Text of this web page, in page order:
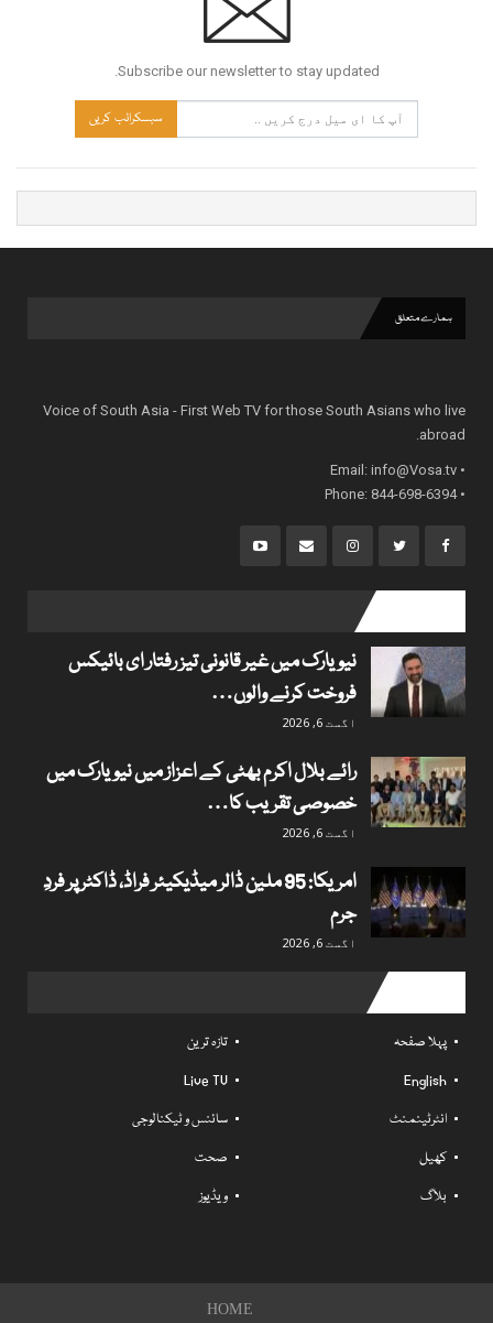
Subscribe our newsletter to stay updated.
سبسکرائب کریں
ہمارے متعلق
Voice of South Asia - First Web TV for those South Asians who live
abroad.
• Email:
info@Vosa.tv
• Phone: 844-698-6394
نیویارک میں غیر قانونی تیز رفتار ای بائیکس
فروخت کرنے والوں…
اگست 6, 2026
رائے بلال اکرم بھٹی کے اعزاز میں نیویارک میں
خصوصی تقریب کا…
اگست 6, 2026
امریکا: 95 ملین ڈالر میڈیکیئر فراڈ، ڈاکٹر پر فردِ
جرم
اگست 6, 2026
پہلا صفحہ
تازہ ترین
English
Live TV
انٹرٹینمنٹ
سائنس و ٹیکنالوجی
کھیل
صحت
بلاگ
ویڈیوز
HOME